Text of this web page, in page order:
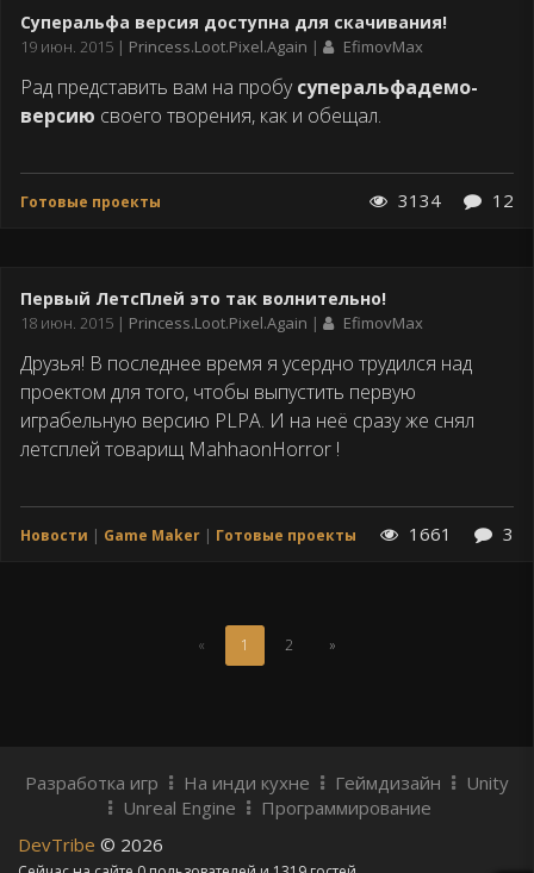
Суперальфа версия доступна для скачивания!
Дата
19 июн. 2015 Princess.Loot.Pixel.Again EfimovMax
Рад представить вам на пробусуперальфадемо-
версию своего творения, как и обещал.
Готовые проекты 3134 12
Первый ЛетсПлей это так волнительно!
Дата
18 июн. 2015 Princess.Loot.Pixel.Again EfimovMax
Друзья! В последнее время я усердно трудился над
проектом для того, чтобы выпустить первую
играбельную версию PLPA. И на неё сразу же снял
летсплей товарищ MahhaonHorror !
Новости Game Maker Готовые проекты 1661 3
« 1
(Текущая
страница)
2 »
Разработка игр На инди кухне Геймдизайн
Unity
Unreal Engine
Программирование
DevTribe © 2026